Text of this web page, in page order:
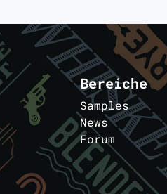
Bereiche
Samples
News
Forum